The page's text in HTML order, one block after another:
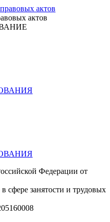
актов
Федерации от
занятости и трудовых